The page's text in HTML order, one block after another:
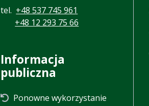
tel. +48 537 745 961
+48 12 293 75 66
Informacja
publiczna
Ponowne wykorzystanie